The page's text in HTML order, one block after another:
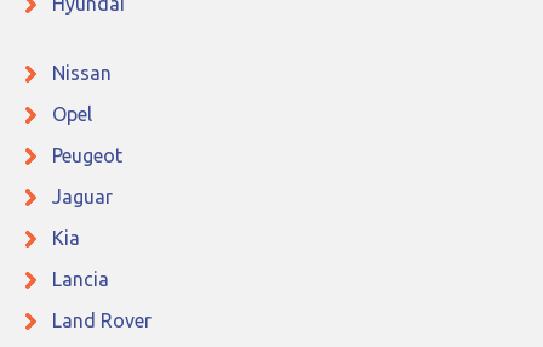
Nissan
Opel
Peugeot
Jaguar
Kia
Lancia
Land Rover